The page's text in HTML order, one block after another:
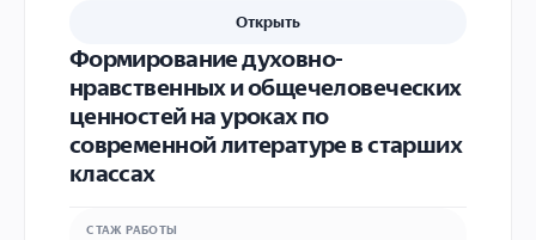
Открыть
Формирование духовно-
нравственных и общечеловеческих
ценностей на уроках по
современной литературе в старших
классах
СТАЖ РАБОТЫ